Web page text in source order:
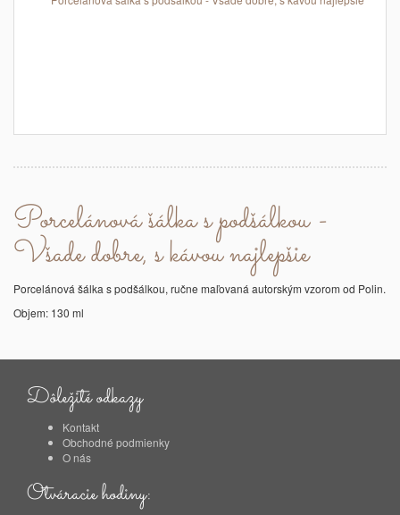
Porcelánová šálka s podšálkou -
Všade dobre, s kávou najlepšie
Porcelánová šálka s podšálkou, ručne maľovaná autorským vzorom od Polin.
Objem: 130 ml
Dôležité odkazy
Kontakt
Obchodné podmienky
O nás
Otváracie hodiny: